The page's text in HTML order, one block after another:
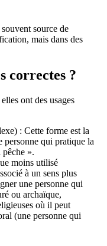
source de
mais dans des
correctes ?
ont des usages
: Cette forme est la
personne qui pratique la
».
moins utilisé
à un sens plus
une personne qui
ou archaïque,
où il peut
(une personne qui